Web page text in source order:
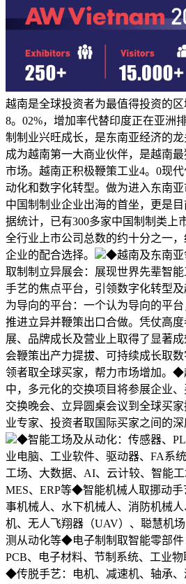
越南是全球投资者为最值得投资的区
8。02%，增加率代替印度正在亚洲
制制业兴旺成长，是东南亚经济的
成为越南第一大商业伙伴，是越南
市场。越南正积极鞭策工业4。0现
动化和数字化转型。做为进入东南
中国制制业企业出海的首坐，更是目
据统计，已有300多家中国制制类上
全行业上市公司总数的约十分之一
企业的配合选择。
◆越南及东南亚
取制制立异展会：展现世界先辈智
手艺的焦点平台，引领数字化转型
为导向的平台：一个认为导向的平台
推进立异并鞭策出口合做。凭仗高
展、品牌成长及营业上取得了显著
会鞭策出产力提拔、可持续成长取
领者取全球买家，帮力市场增加。
中，多元化的交换项目将参展企业
交换晚会、立异圆桌会议到全球买
业专家、投资者取国际买家之间的深
◆智能工场及从动化：传感器、
业电脑、工业软件、驱动器、FA系
工场、大数据、AI、云计较、智能工
MES、ERP等◆智能机械人取挪动
事机械人、水下机械人、消防机械
机、无人飞翔器（UAV）、聪慧机
测从动化等◆电子制制取智能零部件
PCB、电子材料、节制系统、工业
◆传脱手艺：电机、减速机、轴承